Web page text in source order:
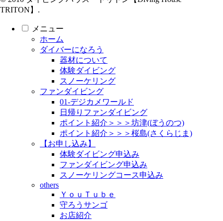
TRITON】.
メニュー
ホーム
ダイバーになろう
器材について
体験ダイビング
スノーケリング
ファンダイビング
01-デジカメワールド
日帰りファンダイビング
ポイント紹介＞＞＞坊津(ぼうのつ)
ポイント紹介＞＞＞桜島(さくらじま)
【お申し込み】
体験ダイビング申込み
ファンダイビング申込み
スノーケリングコース申込み
others
ＹｏｕＴｕｂｅ
守ろうサンゴ
お店紹介